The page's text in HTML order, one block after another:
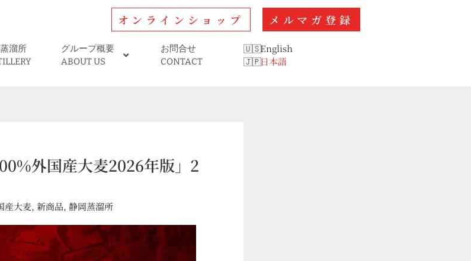
オンラインショップ メルマガ登録
溜所
グループ概要
ABOUT US
お問合せ
CONTACT
English
日本語
外国産大麦2026年版」2
産大麦, 新商品, 静岡蒸溜所